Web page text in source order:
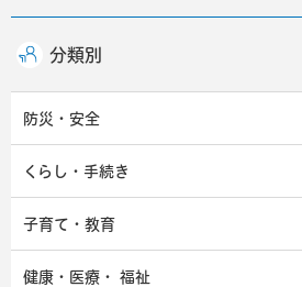
分類別
防災・安全
くらし・手続き
子育て・教育
健康・医療・ 福祉